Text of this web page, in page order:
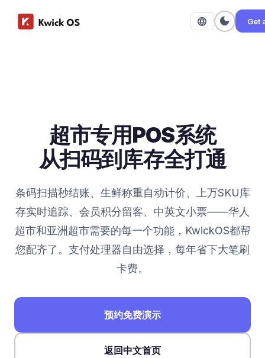
language dark_mode Get
超市专用POS系统
从扫码到库存全打通
条码扫描秒结账、生鲜称重自动计价、上万SKU库
存实时追踪、会员积分留客、中英文小票——华人
超市和亚洲超市需要的每一个功能，KwickOS都帮
您配齐了。支付处理器自由选择，每年省下大笔刷
卡费。
预约免费演示
返回中文首页